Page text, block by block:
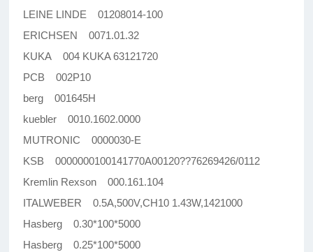
LEINE LINDE 01208014-100
ERICHSEN 0071.01.32
KUKA 004 KUKA 63121720
PCB 002P10
berg 001645H
kuebler 0010.1602.0000
MUTRONIC 0000030-E
KSB 0000000100141770A00120??76269426/0112
Kremlin Rexson 000.161.104
ITALWEBER 0.5A,500V,CH10 1.43W,1421000
Hasberg 0.30*100*5000
Hasberg 0.25*100*5000